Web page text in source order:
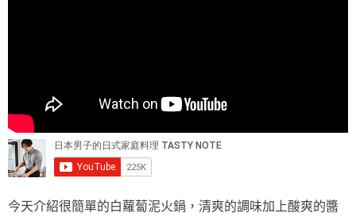
今天介紹很簡單的白蘿蔔泥火鍋，清爽的調味加上酸爽的醬